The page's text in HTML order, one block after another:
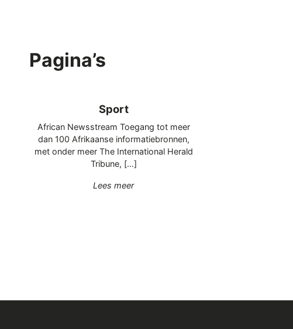
Pagina’s
Sport
African Newsstream Toegang tot meer
dan 100 Afrikaanse informatiebronnen,
met onder meer The International Herald
Tribune, […]
Lees meer"Sport"